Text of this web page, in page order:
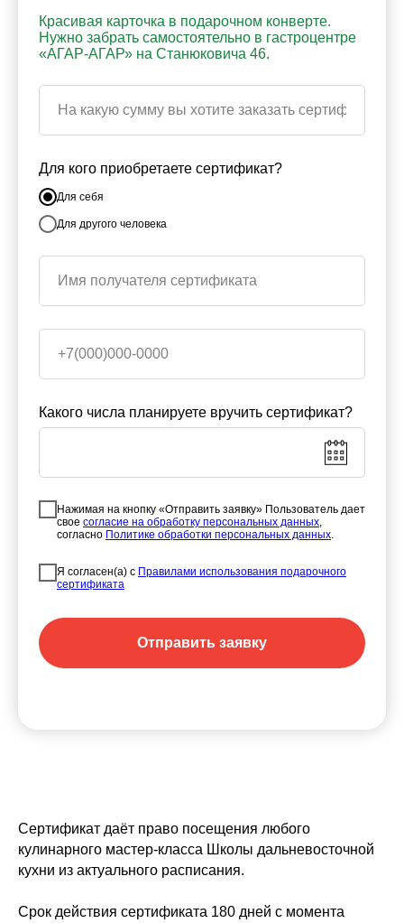
Красивая карточка в подарочном конверте.
Нужно забрать самостоятельно в гастроцентре
«АГАР-АГАР» на Станюковича 46.
Для кого приобретаете сертификат?
Для себя
Для другого человека
Какого числа планируете вручить сертификат?
Нажимая на кнопку «Отправить заявку» Пользователь дает
свое согласие на обработку персональных данных
согласно Политике обработки персональных данных
Я согласен(а) с Правилами использования подарочного
сертификата
Отправить заявку
Сертификат даёт право посещения любого
кулинарного мастер-класса Школы дальневосточной
кухни из актуального расписания.
Срок действия сертификата 180 дней с момента